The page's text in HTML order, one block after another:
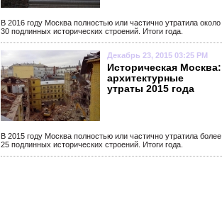
В 2016 году Москва полностью или частично утратила около
30 подлинных исторических строений. Итоги года.
Декабрь 23, 2015 03:25 PM
Историческая Москва:
архитектурные
утраты 2015 года
В 2015 году Москва полностью или частично утратила более
25 подлинных исторических строений. Итоги года.